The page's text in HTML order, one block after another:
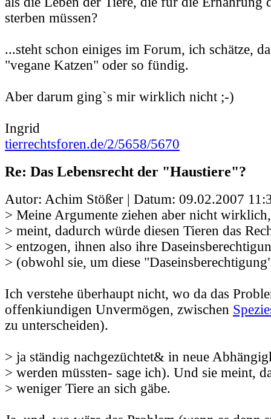
sterben müssen?
...steht schon einiges im Forum, ich schätze,
"vegane Katzen" oder so fündig.
Aber darum ging`s mir wirklich nicht ;-)
Ingrid
tierrechtsforen.de/2/5658/5670
Re: Das Lebensrecht der "Haustiere"?
Autor: Achim Stößer | Datum: 09.02.2007
> Meine Argumente ziehen aber nicht
> meint, dadurch würde diesen Tieren das
> entzogen, ihnen also ihre
> (obwohl sie, um diese
Ich verstehe überhaupt nicht, wo da das
offenkiundigen Unvermögen, zwischen
zu unterscheiden).
> ja ständig nachgezüchtet& in neue
> werden müssten- sage ich). Und sie meint,
> weniger Tiere an sich gäbe.